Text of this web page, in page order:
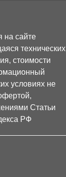
на сайте
технических
стоимости
условиях не
Статьи
РФ